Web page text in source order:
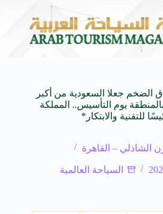
سعيد منير.. صانع محتوى
الضخم جعلا السعودية من أكبر
بالمنطقة يوم التأسيس.. المملكة
للتقنية والابتكار*
الشاذلي – القاهرة
السياحة العالمية